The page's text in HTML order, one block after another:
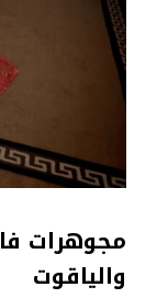
مجوهرات
والياقوت